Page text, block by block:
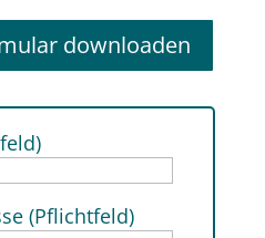
downloaden
(Pflichtfeld)